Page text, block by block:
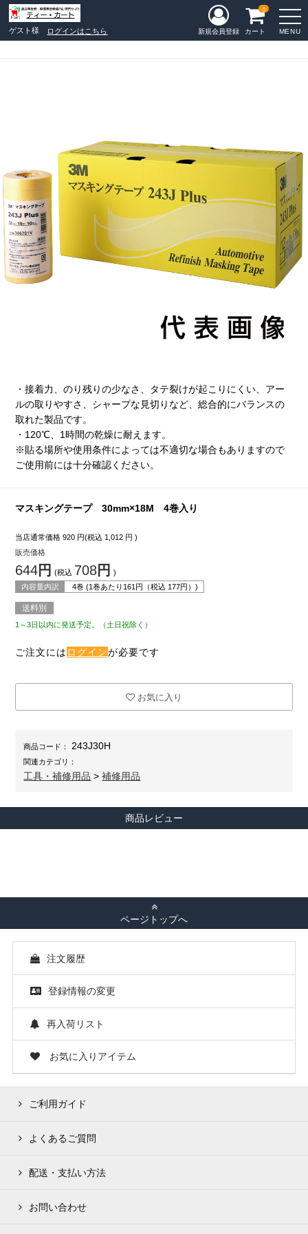
ゲスト様 ログインはこちら MENU
新規会員登録 カート
0
・接着力、のり残りの少なさ、タテ裂けが起こりにくい、アー
ルの取りやすさ、シャープな見切りなど、総合的にバランスの
取れた製品です。
・120℃、1時間の乾燥に耐えます。
※貼る場所や使用条件によっては不適切な場合もありますので
ご使用前には十分確認ください。
マスキングテープ 30mm×18M 4巻入り
当店通常価格 920 円(税込 1,012 円 )
販売価格
644円 (税込 708円
)
内容量内訳
4巻 (1巻あたり 161 円（税込 177円）)
送料別
1～3日以内に発送予定。（土日祝除く）
ご注文には ログインが必要です
お気に入り
商品コード： 243J30H
関連カテゴリ：
工具・補修用品 >補修用品
商品レビュー
ページトップへ
注文履歴
登録情報の変更
再入荷リスト
お気に入りアイテム
ご利用ガイド
よくあるご質問
配送・支払い方法
お問い合わせ